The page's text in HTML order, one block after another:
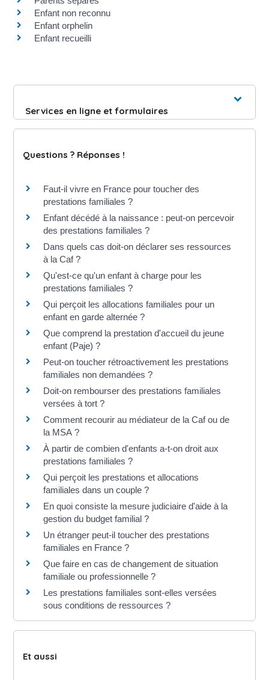
Enfant non reconnu
Enfant orphelin
Enfant recueilli
Services en ligne et formulaires
Questions ? Réponses !
Faut-il vivre en France pour toucher des
prestations familiales ?
Enfant décédé à la naissance : peut-on percevoir
des prestations familiales ?
Dans quels cas doit-on déclarer ses ressources
à la Caf ?
Qu'est-ce qu'un enfant à charge pour les
prestations familiales ?
Qui perçoit les allocations familiales pour un
enfant en garde alternée ?
Que comprend la prestation d'accueil du jeune
enfant (Paje) ?
Peut-on toucher rétroactivement les prestations
familiales non demandées ?
Doit-on rembourser des prestations familiales
versées à tort ?
Comment recourir au médiateur de la Caf ou de
la MSA ?
À partir de combien d'enfants a-t-on droit aux
prestations familiales ?
Qui perçoit les prestations et allocations
familiales dans un couple ?
En quoi consiste la mesure judiciaire d'aide à la
gestion du budget familial ?
Un étranger peut-il toucher des prestations
familiales en France ?
Que faire en cas de changement de situation
familiale ou professionnelle ?
Les prestations familiales sont-elles versées
sous conditions de ressources ?
Et aussi